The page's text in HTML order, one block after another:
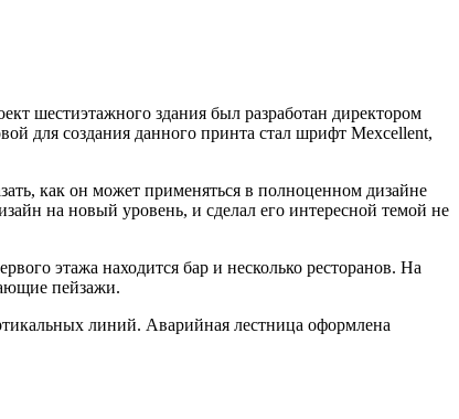
шестиэтажного здания был разработан директором
для создания данного принта стал шрифт Mexcellent,
как он может применяться в полноценном дизайне
на новый уровень, и сделал его интересной темой не
этажа находится бар и несколько ресторанов. На
пейзажи.
линий. Аварийная лестница оформлена